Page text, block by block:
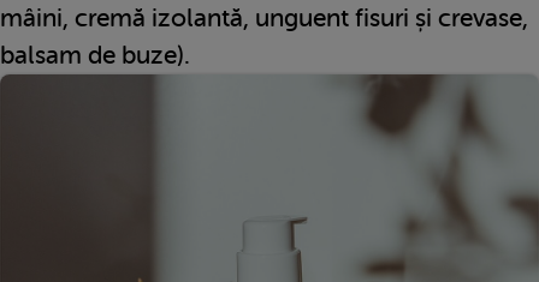
mâini, cremă izolantă, unguent fisuri și crevase,
balsam de buze).